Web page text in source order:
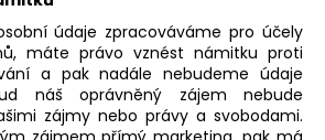
údaje zpracováváme pro účely
máte právo vznést námitku proti
a pak nadále nebudeme údaje
náš oprávněný zájem nebude
zájmy nebo právy a svobodami.